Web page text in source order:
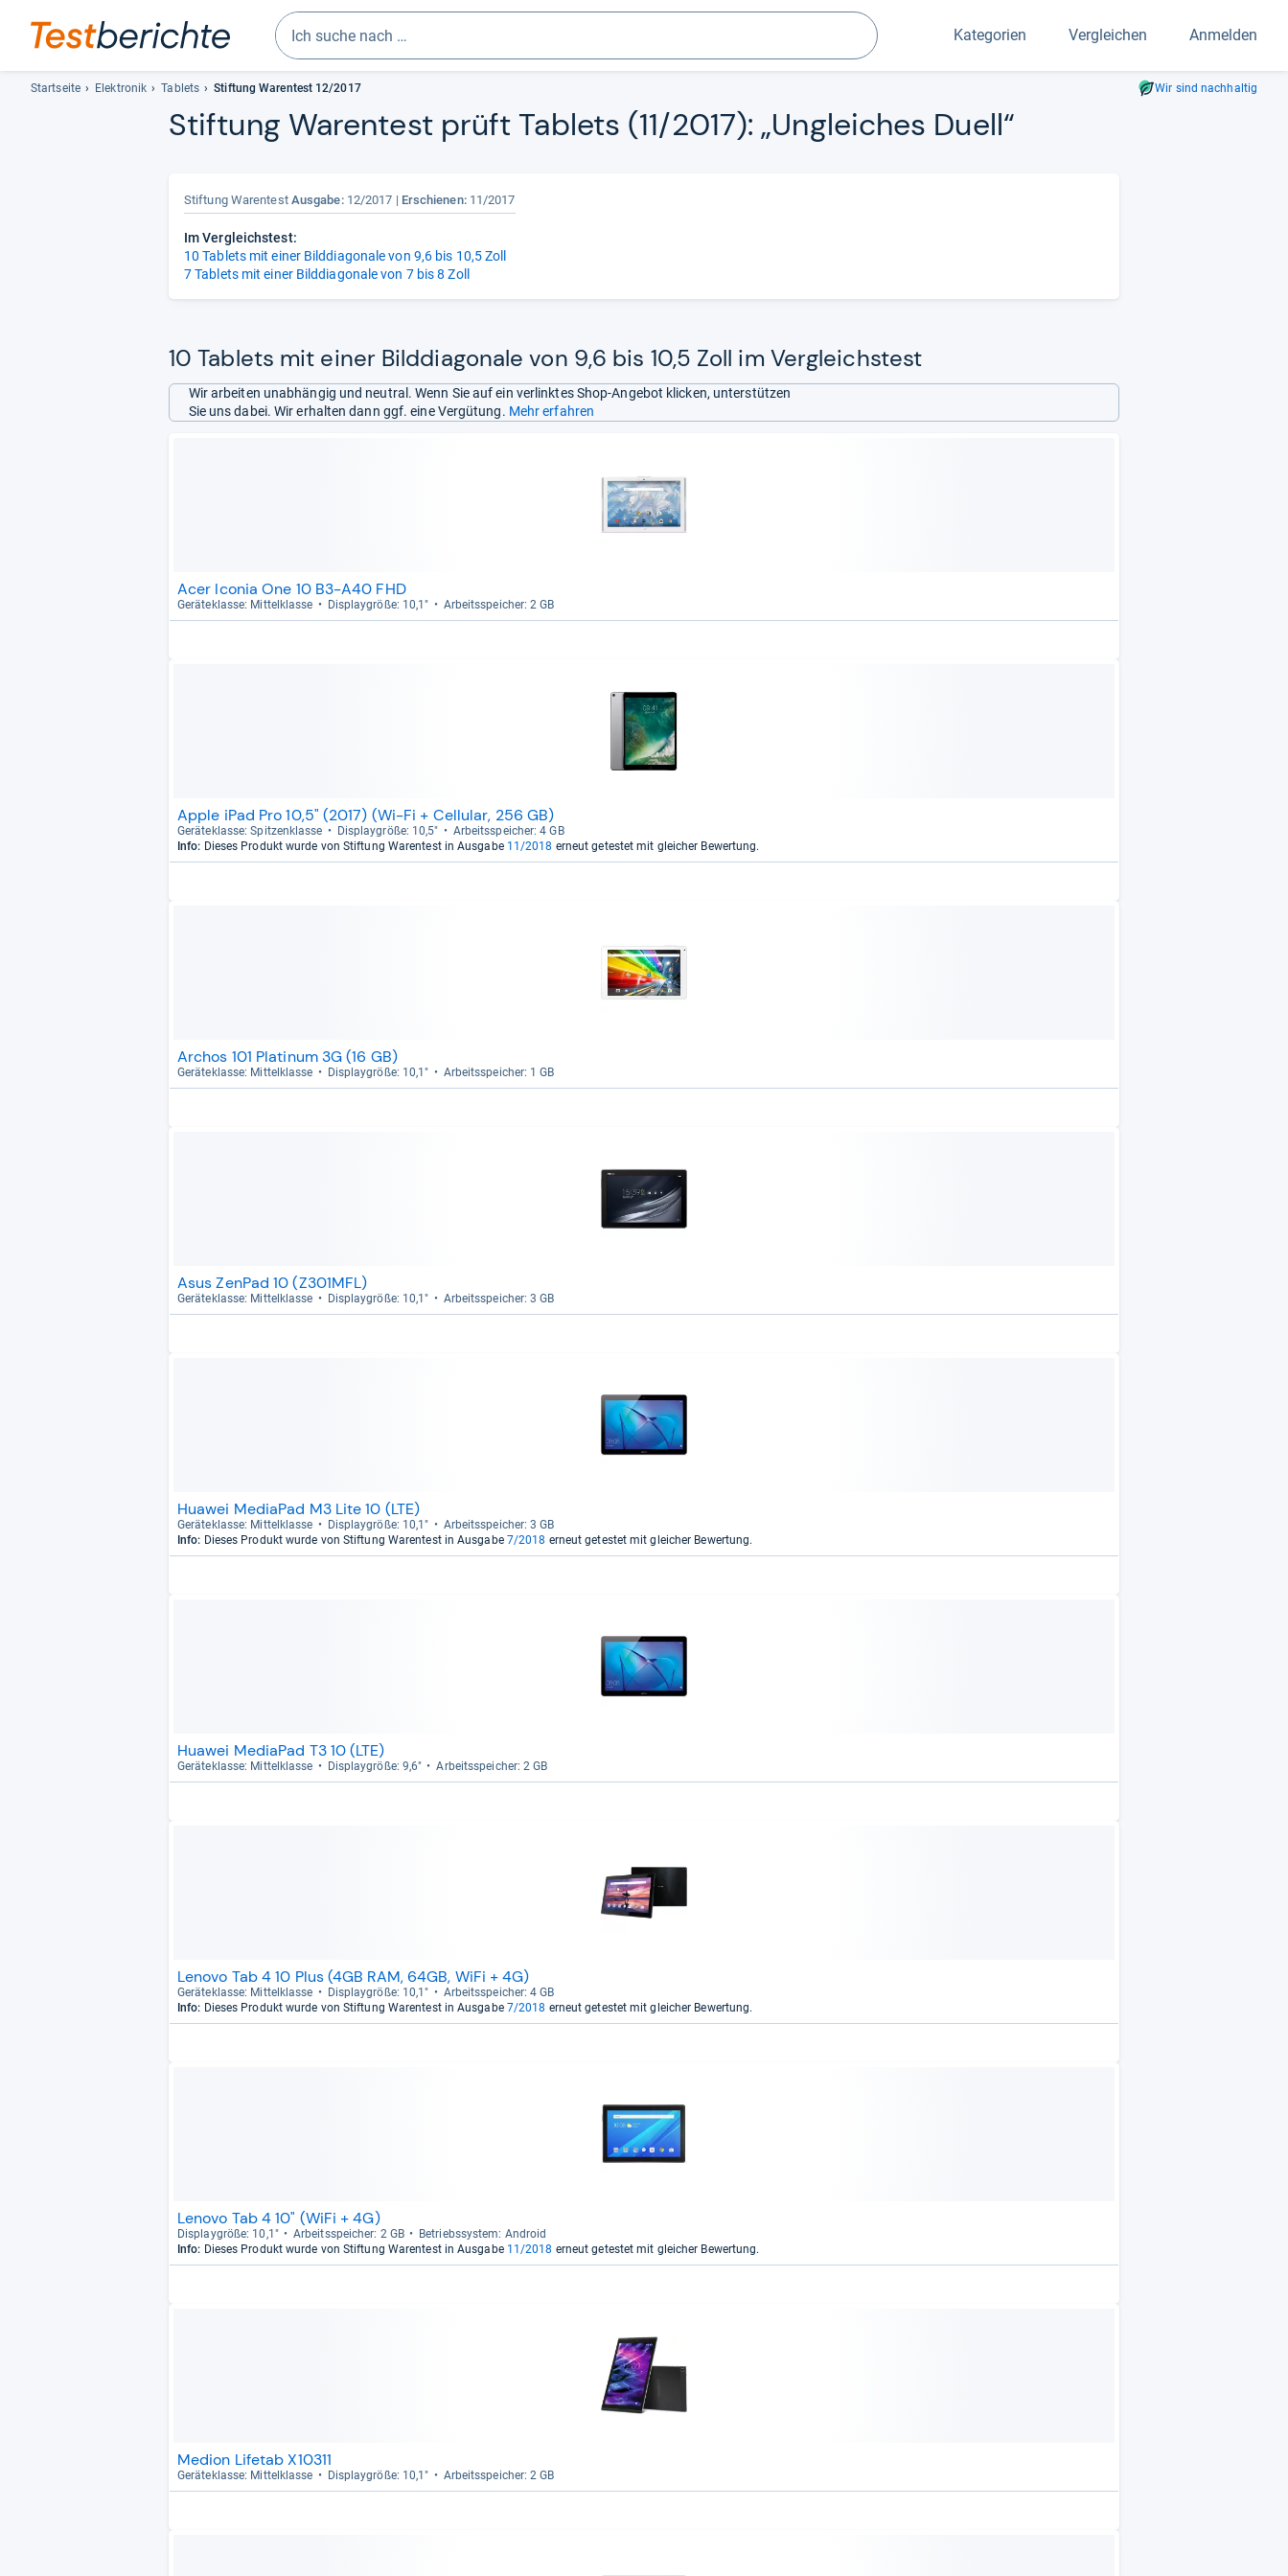
Suchen
Geben
Sie
mindestens
drei
Vorschläge
erscheinen
automatisch
und
lassen
sich
Pfeiltasten
auswählen.
Kategorien Vergleichen Anmelden
Startseite Elektronik Tablets Stiftung Warentest 12/2017 Wir sind nachhaltig
Stif­tung Waren­test prüft Tablets (11/2017): „Unglei­ches Duell“
Stiftung Warentest Ausgabe: 12/2017 Erschienen:11/2017
Im Vergleichstest:
10 Tablets mit einer Bilddiagonale von 9,6 bis 10,5 Zoll
7 Tablets mit einer Bilddiagonale von 7 bis 8 Zoll
10 Tablets mit einer Bilddiagonale von 9,6 bis 10,5 Zoll im Vergleichstest
Wir arbeiten unabhängig und neutral. Wenn Sie auf ein verlinktes Shop-Angebot klicken, unterstützen
Sie uns dabei. Wir erhalten dann ggf. eine Vergütung. Mehr erfahren
Acer Iconia One 10 B3-A40 FHD
Gerä­te­klasse: Mit­tel­klasse Dis­play­größe: 10,1" Arbeitsspei­cher: 2 GB
Apple iPad Pro 10,5" (2017) (Wi-Fi + Cellular, 256 GB)
Gerä­te­klasse: Spit­zen­klasse Dis­play­größe: 10,5"
Arbeitsspei­cher: 4 GB
Info: Dieses Produkt wurde von Stiftung Warentest in Ausgabe 11/2018 erneut getestet mit gleicher Bewertung.
Archos 101 Platinum 3G (16 GB)
Gerä­te­klasse: Mit­tel­klasse Dis­play­größe: 10,1" Arbeitsspei­cher: 1 GB
Asus ZenPad 10 (Z301MFL)
Gerä­te­klasse: Mit­tel­klasse Dis­play­größe: 10,1" Arbeitsspei­cher: 3 GB
Huawei MediaPad M3 Lite 10 (LTE)
Gerä­te­klasse: Mit­tel­klasse Dis­play­größe: 10,1"
Arbeitsspei­cher: 3 GB
Info: Dieses Produkt wurde von Stiftung Warentest in Ausgabe 7/2018 erneut getestet mit gleicher Bewertung.
Huawei MediaPad T3 10 (LTE)
Gerä­te­klasse: Mit­tel­klasse Dis­play­größe: 9,6" Arbeitsspei­cher: 2 GB
Lenovo Tab 4 10 Plus (4GB RAM, 64GB, WiFi + 4G)
Gerä­te­klasse: Mit­tel­klasse Dis­play­größe: 10,1"
Arbeitsspei­cher: 4 GB
Info: Dieses Produkt wurde von Stiftung Warentest in Ausgabe 7/2018 erneut getestet mit gleicher Bewertung.
Lenovo Tab 4 10" (WiFi + 4G)
Dis­play­größe: 10,1" Arbeitsspei­cher: 2 GB
Betriebs­sys­tem: Android
Info: Dieses Produkt wurde von Stiftung Warentest in Ausgabe 11/2018 erneut getestet mit gleicher Bewertung.
Medion Lifetab X10311
Gerä­te­klasse: Mit­tel­klasse Dis­play­größe: 10,1" Arbeitsspei­cher: 2 GB